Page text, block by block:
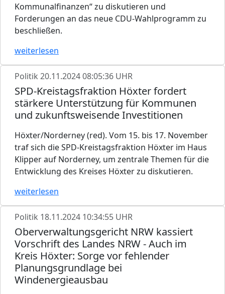
Kommunalfinanzen“ zu diskutieren und
Forderungen an das neue CDU-Wahlprogramm zu
beschließen.
weiterlesen
Politik 20.11.2024 08:05:36 UHR
SPD-Kreistagsfraktion Höxter fordert
stärkere Unterstützung für Kommunen
und zukunftsweisende Investitionen
Höxter/Norderney (red). Vom 15. bis 17. November
traf sich die SPD-Kreistagsfraktion Höxter im Haus
Klipper auf Norderney, um zentrale Themen für die
Entwicklung des Kreises Höxter zu diskutieren.
weiterlesen
Politik 18.11.2024 10:34:55 UHR
Oberverwaltungsgericht NRW kassiert
Vorschrift des Landes NRW - Auch im
Kreis Höxter: Sorge vor fehlender
Planungsgrundlage bei
Windenergieausbau